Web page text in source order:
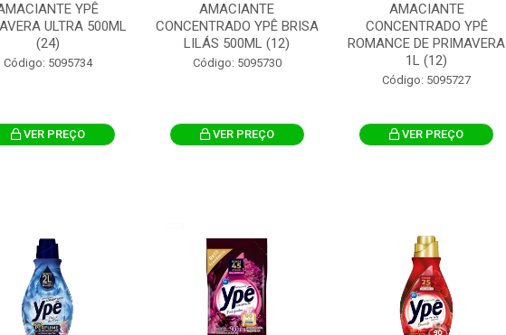
YPÊ
ULTRA 500ML
(24)
Código: 5095734
VER PREÇO
AMACIANTE
CONCENTRADO YPÊ BRISA
LILÁS 500ML (12)
Código: 5095730
VER PREÇO
AMACIANTE
CONCENTRADO YPÊ
ROMANCE DE PRIMAVERA
1L (12)
Código: 5095727
VER PREÇO